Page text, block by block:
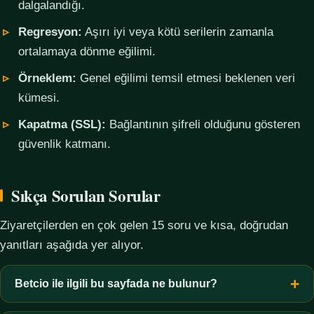
dalgalandığı.
Regresyon: Aşırı iyi veya kötü serilerin zamanla
ortalamaya dönme eğilimi.
Örneklem: Genel eğilimi temsil etmesi beklenen veri
kümesi.
Kapatma (SSL): Bağlantının şifreli olduğunu gösteren
güvenlik katmanı.
Sıkça Sorulan Sorular
Ziyaretçilerden en çok gelen 15 soru ve kısa, doğrudan
yanıtları aşağıda yer alıyor.
Betcio ile ilgili bu sayfada ne bulunur?
Bu sayfada yalnızca kavramsal bilgi, terim açıklamaları, veri